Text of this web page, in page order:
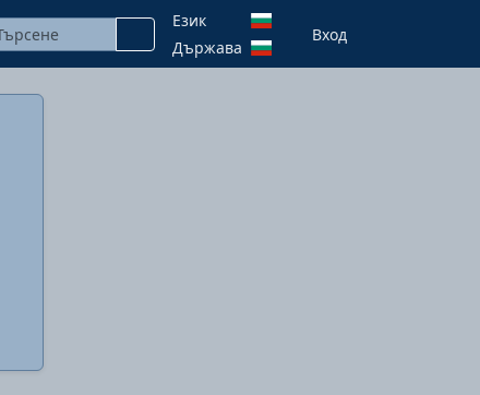
Език
Държава
Вход